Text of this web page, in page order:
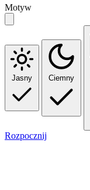
Motyw
Jasny Ciemny
Rozpocznij